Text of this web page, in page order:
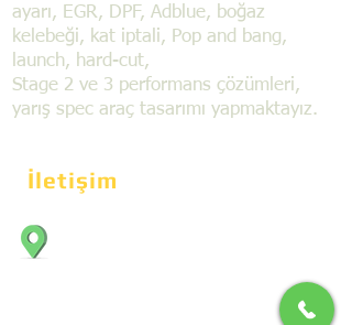
ayarı, EGR, DPF, Adblue, boğaz
kelebeği, kat iptali, Pop and bang,
launch, hard-cut,
Stage 2 ve 3 performans çözümleri,
yarış spec araç tasarımı yapmaktayız.
İletişim